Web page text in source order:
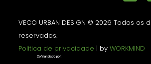
VECO URBAN DESIGN © 2026 Todos os
reservados.
Política de privacidade | byWORKMIND